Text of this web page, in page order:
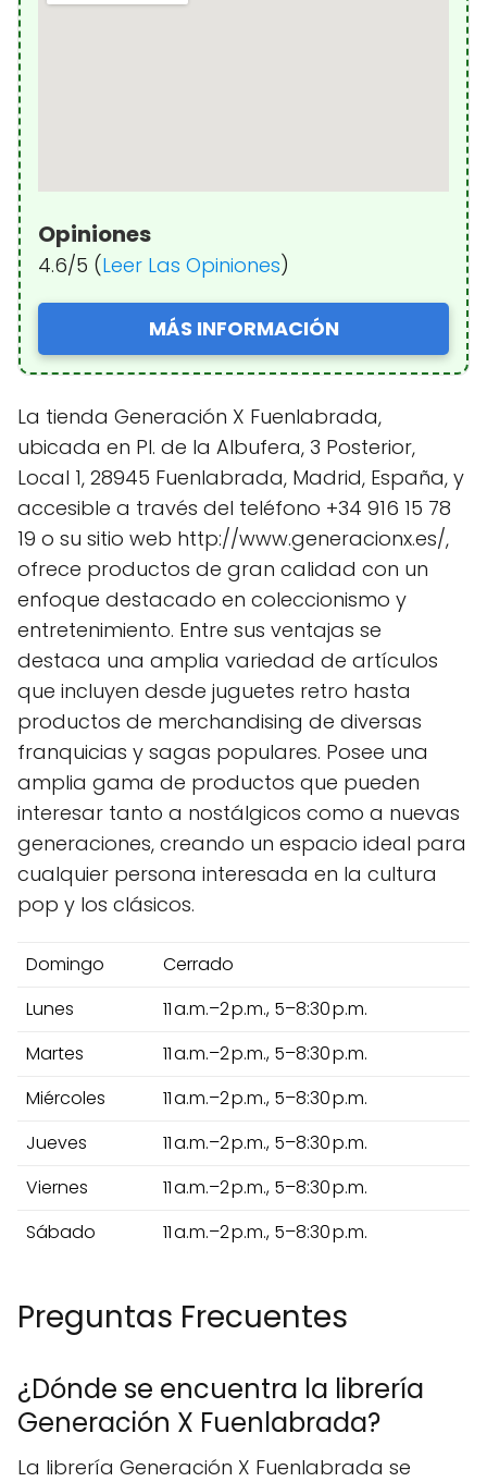
Opiniones
4.6/5 (Leer Las Opiniones)
MÁS INFORMACIÓN
La tienda Generación X Fuenlabrada,
ubicada en Pl. de la Albufera, 3 Posterior,
Local 1, 28945 Fuenlabrada, Madrid, España, y
accesible a través del teléfono +34 916 15 78
19 o su sitio web http://www.generacionx.es/,
ofrece productos de gran calidad con un
enfoque destacado en coleccionismo y
entretenimiento. Entre sus ventajas se
destaca una amplia variedad de artículos
que incluyen desde juguetes retro hasta
productos de merchandising de diversas
franquicias y sagas populares. Posee una
amplia gama de productos que pueden
interesar tanto a nostálgicos como a nuevas
generaciones, creando un espacio ideal para
cualquier persona interesada en la cultura
pop y los clásicos.
Domingo
Cerrado
Lunes
11 a.m.–2 p.m., 5–8:30 p.m.
Martes
11 a.m.–2 p.m., 5–8:30 p.m.
Miércoles
11 a.m.–2 p.m., 5–8:30 p.m.
Jueves
11 a.m.–2 p.m., 5–8:30 p.m.
Viernes
11 a.m.–2 p.m., 5–8:30 p.m.
Sábado
11 a.m.–2 p.m., 5–8:30 p.m.
Preguntas Frecuentes
¿Dónde se encuentra la librería
Generación X Fuenlabrada?
La librería Generación X Fuenlabrada se